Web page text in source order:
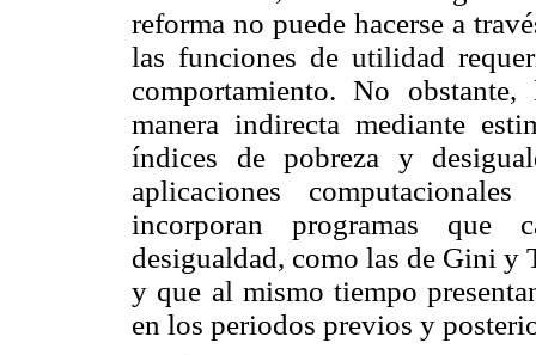
reforma no puede hacerse a
las funciones de utilidad
comportamiento. No obstante,
manera indirecta mediante
índices de pobreza y
aplicaciones
incorporan programas que
desigualdad, como las de Gini y
y que al mismo tiempo
en los periodos previos y